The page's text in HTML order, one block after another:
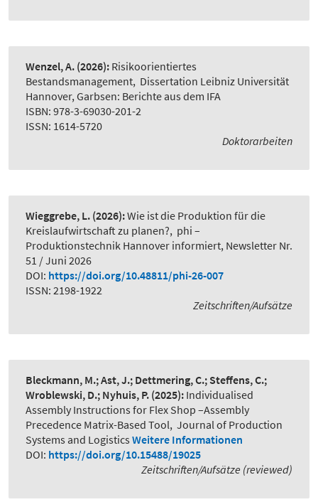
Wenzel, A. (2026): Risikoorientiertes
Bestandsmanagement, Dissertation Leibniz Universität
Hannover, Garbsen: Berichte aus dem IFA
ISBN: 978-3-69030-201-2
ISSN: 1614-5720
Doktorarbeiten
Wieggrebe, L. (2026):Wie ist die Produktion für die
Kreislaufwirtschaft zu planen?, phi –
Produktionstechnik Hannover informiert, Newsletter Nr.
51 / Juni 2026
DOI: https://doi.org/10.48811/phi-26-007
ISSN: 2198-1922
Zeitschriften/Aufsätze
Bleckmann, M.; Ast, J.; Dettmering, C.; Steffens, C.;
Wroblewski, D.; Nyhuis, P. (2025): Individualised
Assembly Instructions for Flex Shop –Assembly
Precedence Matrix-Based Tool, Journal of Production
Systems and Logistics Weitere Informationen
DOI: https://doi.org/10.15488/19025
Zeitschriften/Aufsätze (reviewed)